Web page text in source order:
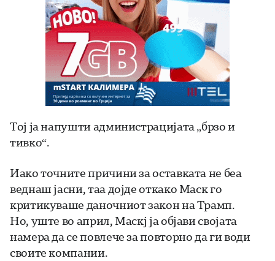
Тој ја напушти администрацијата „брзо и
тивко“.
Иако точните причини за оставката не беа
веднаш јасни, таа дојде откако Маск го
критикуваше даночниот закон на Трамп.
Но, уште во април, Маскј ја објави својата
намера да се повлече за повторно да ги води
своите компании.